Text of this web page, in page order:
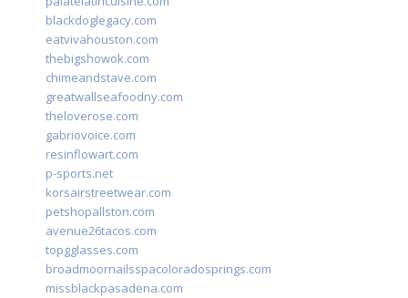
blackdoglegacy.com
eatvivahouston.com
thebigshowok.com
chimeandstave.com
greatwallseafoodny.com
theloverose.com
gabriovoice.com
resinflowart.com
p-sports.net
korsairstreetwear.com
petshopallston.com
avenue26tacos.com
topgglasses.com
broadmoornailsspacoloradosprings.com
missblackpasadena.com